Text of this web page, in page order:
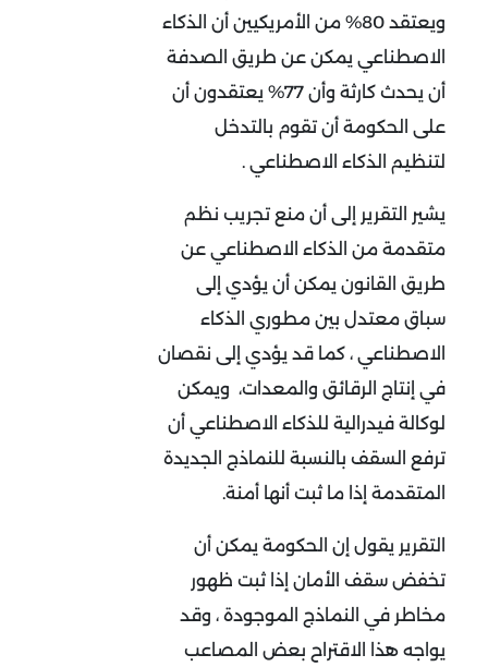
ويعتقد 80% من الأمريكيين أن الذكاء
الاصطناعي يمكن عن طريق الصدفة
أن يحدث كارثة وأن 77% يعتقدون أن
على الحكومة أن تقوم بالتدخل
لتنظيم الذكاء الاصطناعي .
يشير التقرير إلى أن منع تجريب نظم
متقدمة من الذكاء الاصطناعي عن
طريق القانون يمكن أن يؤدي إلى
سباق معتدل بين مطوري الذكاء
الاصطناعي ، كما قد يؤدي إلى نقصان
في إنتاج الرقائق والمعدات، ويمكن
لوكالة فيدرالية للذكاء الاصطناعي أن
ترفع السقف بالنسبة للنماذج الجديدة
المتقدمة إذا ما ثبت أنها أمنة.
التقرير يقول إن الحكومة يمكن أن
تخفض سقف الأمان إذا ثبت ظهور
مخاطر في النماذج الموجودة ، وقد
يواجه هذا الاقتراح بعض المصاعب